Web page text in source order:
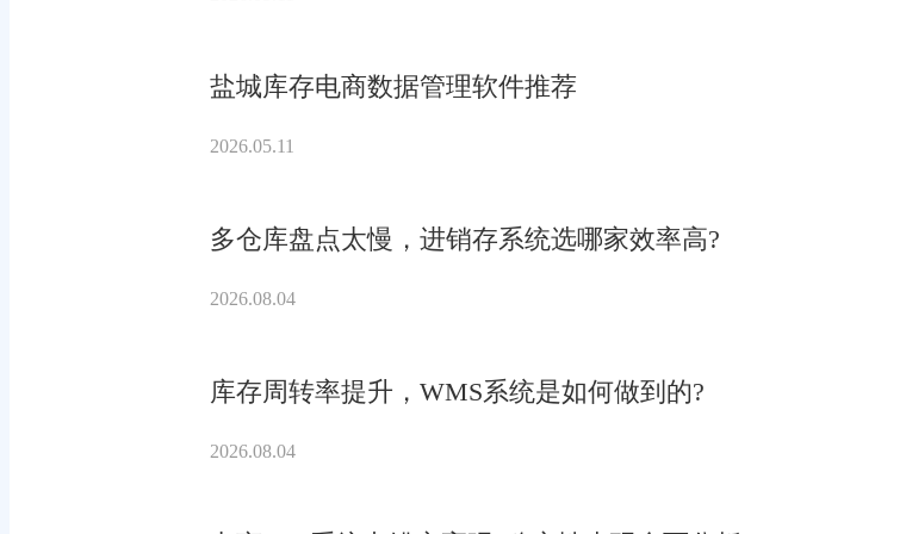
盐城库存电商数据管理软件推荐
2026.05.11
多仓库盘点太慢，进销存系统选哪家效率高?
2026.08.04
库存周转率提升，WMS系统是如何做到的?
2026.08.04